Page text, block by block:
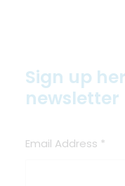
Sign up
newsletter
Email Address *